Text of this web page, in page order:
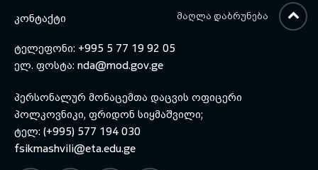
ᲙᲝᲜᲢᲐᲥᲢᲘ
ტელეფონი: +995 5 77 19 92 05
ელ. ფოსტა: nda@mod.gov.ge
პერსონალურ მონაცემთა დაცვის ოფიცერი
პოლკოვნიკი, ფრიდონ სიყმაშვილი;
ტელ: (+995) 577 194 030
fsikmashvili@eta.edu.ge
ᲛᲐᲦᲚᲐ ᲓᲐᲑᲠᲣᲜᲔᲑᲐ